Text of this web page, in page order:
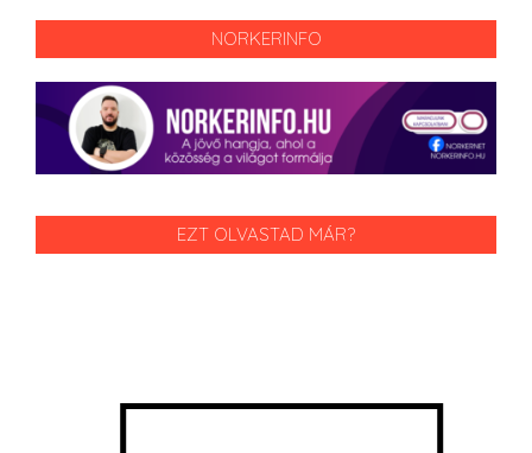
NORKERINFO
EZT OLVASTAD MÁR?